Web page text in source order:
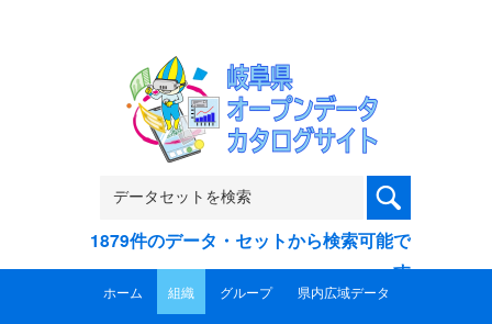
1879件のデータ・セットから検索可能で
す
ホーム 組織 グループ 県内広域データ